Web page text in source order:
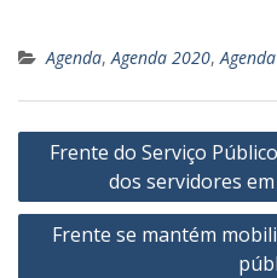
Agenda, Agenda 2020,
Navegação
Post
Frente do Serviço
dos servidores
Frente se mantém